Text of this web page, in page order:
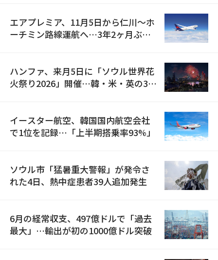
エアプレミア、11月5日から仁川〜ホ
ーチミン路線運航へ…3年2ヶ月ぶり
ハンファ、来月5日に「ソウル世界花
火祭り2026」開催…韓・米・英の3カ
イースター航空、韓国国内航空会社
で1位を記録…「上半期搭乗率93%」
ソウル市「猛暑重大警報」が発令さ
れた4日、熱中症患者39人追加発生
6月の経常収支、497億ドルで「過去
最大」…輸出が初の1000億ドル突破